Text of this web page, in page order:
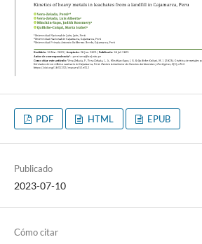
PDF HTML EPUB
Publicado
2023-07-10
Cómo citar